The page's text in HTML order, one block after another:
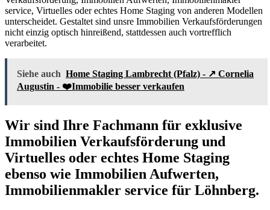
service, Virtuelles oder echtes Home Staging von anderen Modellen
unterscheidet. Gestaltet sind unsre Immobilien Verkaufsförderungen
nicht einzig optisch hinreißend, stattdessen auch vortrefflich
verarbeitet.
Siehe auch Home Staging Lambrecht (Pfalz) - ↗️ Cornelia
Augustin - ❤️Immobilie besser verkaufen
Wir sind Ihre Fachmann für exklusive
Immobilien Verkaufsförderung und
Virtuelles oder echtes Home Staging
ebenso wie Immobilien Aufwerten,
Immobilienmakler service für Löhnberg.